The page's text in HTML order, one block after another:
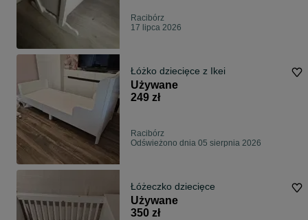
Racibórz
17 lipca 2026
Łóżko dziecięce z Ikei
Używane
249 zł
Racibórz
Odświeżono dnia 05 sierpnia 2026
Łóżeczko dziecięce
Używane
350 zł